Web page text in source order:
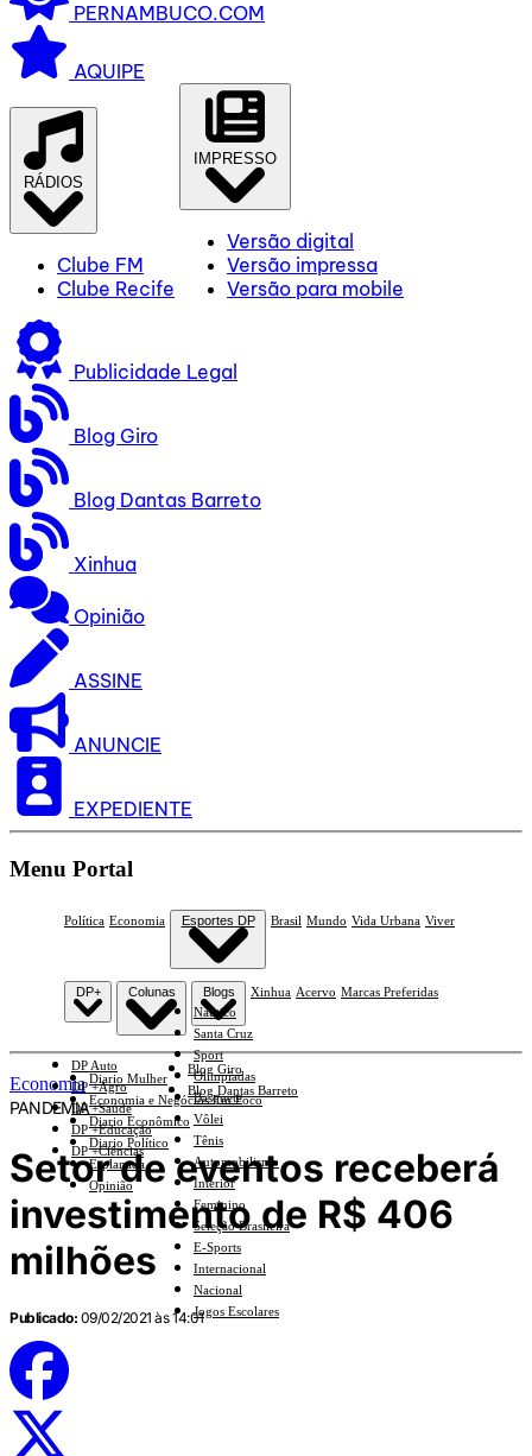
PERNAMBUCO.COM
AQUIPE
RÁDIOS
Clube FM
Clube Recife
IMPRESSO
Versão digital
Versão impressa
Versão para mobile
Publicidade Legal
Blog Giro
Blog Dantas Barreto
Xinhua
Opinião
ASSINE
ANUNCIE
EXPEDIENTE
Menu Portal
Política Economia Esportes DP
Náutico
Santa Cruz
Sport
Olimpíadas
Basquete
Vôlei
Tênis
Automobilismo
Interior
Feminino
Seleção Brasileira
E-Sports
Internacional
Nacional
Jogos Escolares
Brasil Mundo Vida Urbana Viver
DP+
DP Auto
DP +Agro
DP +Saúde
DP +Educação
DP +Ciências
Colunas
Diario Mulher
Economia e Negócios Em Foco
Diario Econômico
Diario Político
Esplanada
Opinião
Blogs
Blog Giro
Blog Dantas Barreto
Xinhua Acervo Marcas Preferidas
Economia
PANDEMIA
Setor de eventos receberá
investimento de R$ 406
milhões
Publicado: 09/02/2021 às 14:01